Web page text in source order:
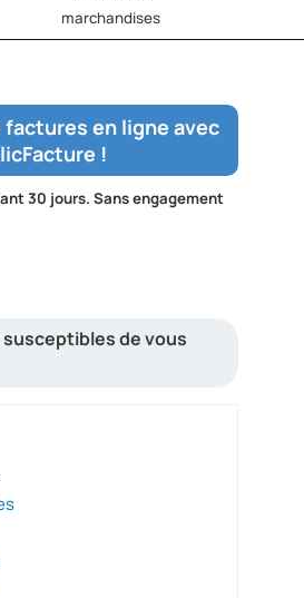
marchandises
factures en ligne avec
!
30 jours. Sans engagement
de vous